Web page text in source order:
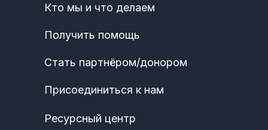
Кто мы и что делаем
Получить помощь
Стать партнёром/донором
Присоединиться к нам
Ресурсный центр